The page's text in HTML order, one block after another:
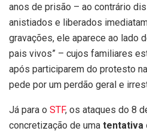
anos de prisão – ao contrário
anistiados e liberados
gravações, ele aparece ao lado
pais vivos” – cujos familiares
após participarem do protesto
pede por um perdão geral e
Já para o STF, os ataques do 8
concretização de uma tentativa